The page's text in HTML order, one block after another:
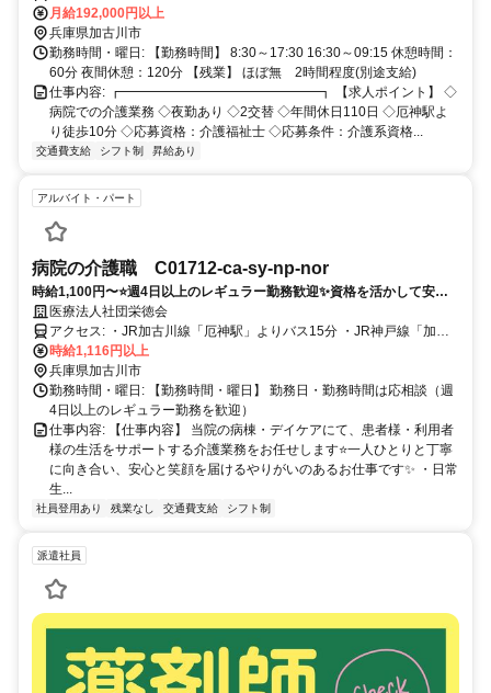
月給192,000円以上
兵庫県加古川市
勤務時間・曜日: 【勤務時間】 8:30～17:30 16:30～09:15 休憩時間：
60分 夜間休憩：120分 【残業】 ほぼ無 2時間程度(別途支給)
仕事内容: ┏━━━━━━━━━━━━━━━┓ 【求人ポイント】 ◇
病院での介護業務 ◇夜勤あり ◇2交替 ◇年間休日110日 ◇厄神駅よ
り徒歩10分 ◇応募資格：介護福祉士 ◇応募条件：介護系資格...
交通費支給 シフト制 昇給あり
アルバイト・パート
病院の介護職 C01712-ca-sy-np-nor
時給1,100円〜⭐️週4日以上のレギュラー勤務歓迎✨資格を活かして安定
収入を確保❗️正社員登用ありでキャリアアップも可能⭕️
医療法人社団栄徳会
アクセス: ・JR加古川線「厄神駅」よりバス15分 ・JR神戸線「加古
川駅」よりバス25分 ・山陽電鉄本線「尾上の松駅」よりバス35分
時給1,116円以上
兵庫県加古川市
勤務時間・曜日: 【勤務時間・曜日】 勤務日・勤務時間は応相談（週
4日以上のレギュラー勤務を歓迎）
仕事内容: 【仕事内容】 当院の病棟・デイケアにて、患者様・利用者
様の生活をサポートする介護業務をお任せします⭐️一人ひとりと丁寧
に向き合い、安心と笑顔を届けるやりがいのあるお仕事です✨ ・日常
生...
社員登用あり 残業なし 交通費支給 シフト制
派遣社員